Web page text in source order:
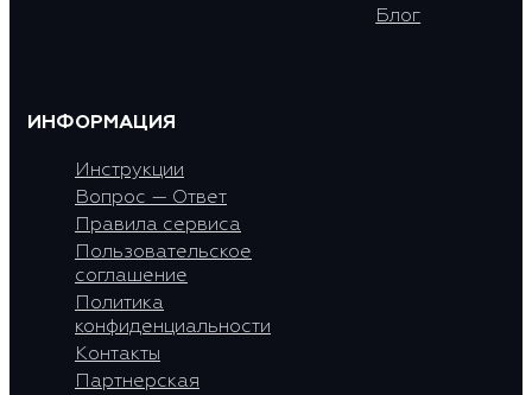
Блог
ИНФОРМАЦИЯ
Инструкции
Вопрос — Ответ
Правила сервиса
Пользовательское
соглашение
Политика
конфиденциальности
Контакты
Партнерская